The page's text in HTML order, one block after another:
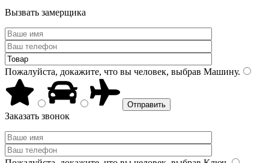
Вызвать замерщика
Пожалуйста, докажите, что вы человек, выбрав Машину.
Заказать звонок